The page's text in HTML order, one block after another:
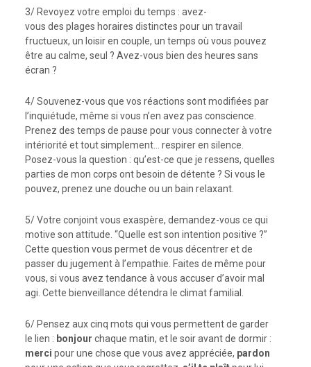
3/ Revoyez votre emploi du temps : avez-
vous des plages horaires distinctes pour un travail
fructueux, un loisir en couple, un temps où vous pouvez
être au calme, seul ? Avez-vous bien des heures sans
écran ?
4/ Souvenez-vous que vos réactions sont modifiées par
l’inquiétude, même si vous n’en avez pas conscience.
Prenez des temps de pause pour vous connecter à votre
intériorité et tout simplement… respirer en silence.
Posez-vous la question : qu’est-ce que je ressens, quelles
parties de mon corps ont besoin de détente ? Si vous le
pouvez, prenez une douche ou un bain relaxant.
5/ Votre conjoint vous exaspère, demandez-vous ce qui
motive son attitude. “Quelle est son intention positive ?”
Cette question vous permet de vous décentrer et de
passer du jugement à l’empathie. Faites de même pour
vous, si vous avez tendance à vous accuser d’avoir mal
agi. Cette bienveillance détendra le climat familial.
6/ Pensez aux cinq mots qui vous permettent de garder
le lien : bonjour chaque matin, et le soir avant de dormir :
merci pour une chose que vous avez appréciée, pardon